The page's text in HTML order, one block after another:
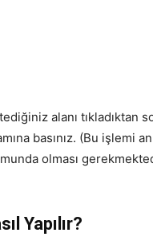
alanı tıkladıktan
basınız. (Bu işlemi
olması
Yapılır?